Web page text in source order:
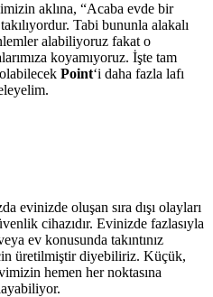
aklına, “Acaba evde bir
Tabi bununla alakalı
alabiliyoruz fakat o
koyamıyoruz. İşte tam
Point‘i daha fazla lafı
evinizde oluşan sıra dışı olayları
cihazıdır. Evinizde fazlasıyla
ev konusunda takıntınız
üretilmiştir diyebiliriz. Küçük,
hemen her noktasına